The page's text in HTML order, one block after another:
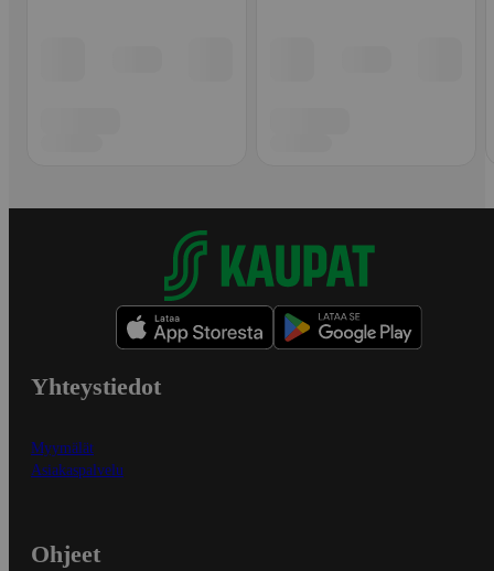
Yhteystiedot
Myymälät
Asiakaspalvelu
Ohjeet